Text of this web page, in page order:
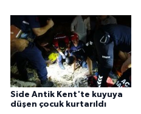
Side Antik Kent'te kuyuya
düşen çocuk kurtarıldı